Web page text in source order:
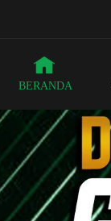
BERANDA